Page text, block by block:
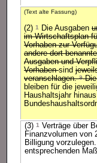
(Text alte Fassung)
(2) 1 Die Ausgaben
im Wirtschaftsplan
Vorhaben zur
andere dort
Ausgaben und
Vorhabensind
veranschlagen.3Die
bleiben für die
Haushaltsjahr
(3) 1 Verträge über
Finanzvolumen von
Billigung vorzulegen.
entsprechenden